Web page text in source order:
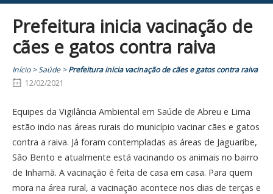
Prefeitura inicia vacinação de
cães e gatos contra raiva
Início>Saúde>Prefeitura inicia vacinação de cães e gatos contra raiva
12/02/2021
Equipes da Vigilância Ambiental em Saúde de Abreu e Lima
estão indo nas áreas rurais do município vacinar cães e gatos
contra a raiva. Já foram contempladas as áreas de Jaguaribe,
São Bento e atualmente está vacinando os animais no bairro
de Inhamã. A vacinação é feita de casa em casa. Para quem
mora na área rural, a vacinação acontece nos dias de terças e